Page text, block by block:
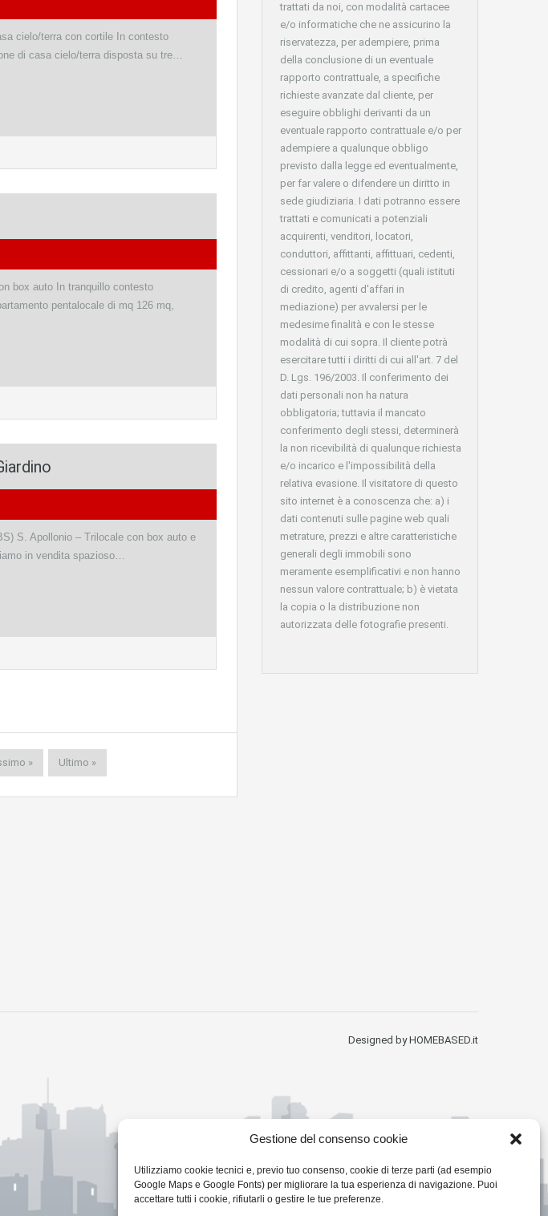
Gestione del consenso cookie
Utilizziamo cookie tecnici e, previo tuo consenso, cookie di terze parti (ad esempio
Google Maps e Google Fonts) per migliorare la tua esperienza di navigazione. Puoi
accettare tutti i cookie, rifiutarli o gestire le tue preferenze.
cielo/terra con cortile In contesto
di casa cielo/terra disposta su tre…
box auto In tranquillo contesto
pentalocale di mq 126 mq,
S. Apollonio – Trilocale con box auto e
in vendita spazioso…
» Ultimo »
trattati da noi, con modalità cartacee
e/o informatiche che ne assicurino la
riservatezza, per adempiere, prima
della conclusione di un eventuale
rapporto contrattuale, a specifiche
richieste avanzate dal cliente, per
eseguire obblighi derivanti da un
eventuale rapporto contrattuale e/o per
adempiere a qualunque obbligo
previsto dalla legge ed eventualmente,
per far valere o difendere un diritto in
sede giudiziaria. I dati potranno essere
trattati e comunicati a potenziali
acquirenti, venditori, locatori,
conduttori, affittanti, affittuari, cedenti,
cessionari e/o a soggetti (quali istituti
di credito, agenti d'affari in
mediazione) per avvalersi per le
medesime finalità e con le stesse
modalità di cui sopra. Il cliente potrà
esercitare tutti i diritti di cui all'art. 7 del
D. Lgs. 196/2003. Il conferimento dei
dati personali non ha natura
obbligatoria; tuttavia il mancato
conferimento degli stessi, determinerà
la non ricevibilità di qualunque richiesta
e/o incarico e l'impossibilità della
relativa evasione. Il visitatore di questo
sito internet è a conoscenza che: a) i
dati contenuti sulle pagine web quali
metrature, prezzi e altre caratteristiche
generali degli immobili sono
meramente esemplificativi e non hanno
nessun valore contrattuale; b) è vietata
la copia o la distribuzione non
autorizzata delle fotografie presenti.
Designed by HOMEBASED.it